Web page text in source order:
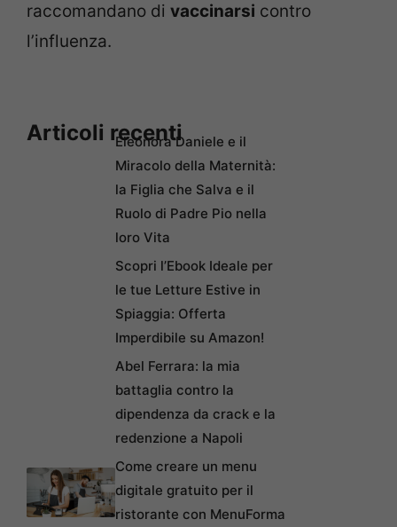
raccomandano di vaccinarsi contro
l’influenza.
Articoli recentiEleonora Daniele e il
Miracolo della Maternità:
la Figlia che Salva e il
Ruolo di Padre Pio nella
loro Vita
Scopri l’Ebook Ideale per
le tue Letture Estive in
Spiaggia: Offerta
Imperdibile su Amazon!
Abel Ferrara: la mia
battaglia contro la
dipendenza da crack e la
redenzione a Napoli
Come creare un menu
digitale gratuito per il
ristorante con MenuForma